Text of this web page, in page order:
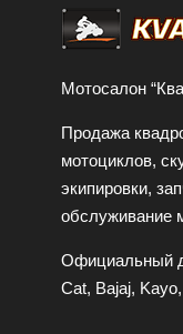
Мотосалон
Продажа
мотоциклов,
экипировки,
обслуживание
Официальный
Cat, Bajaj,